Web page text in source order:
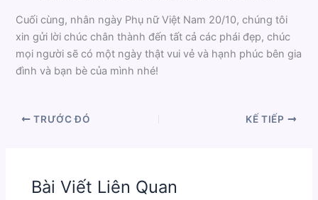
Cuối cùng, nhân ngày Phụ nữ Việt Nam 20/10, chúng tôi
xin gửi lời chúc chân thành đến tất cả các phái đẹp, chúc
mọi người sẽ có một ngày thật vui vẻ và hạnh phúc bên gia
đình và bạn bè của mình nhé!
TRƯỚC ĐÓ KẾ TIẾP
Bài Viết Liên Quan